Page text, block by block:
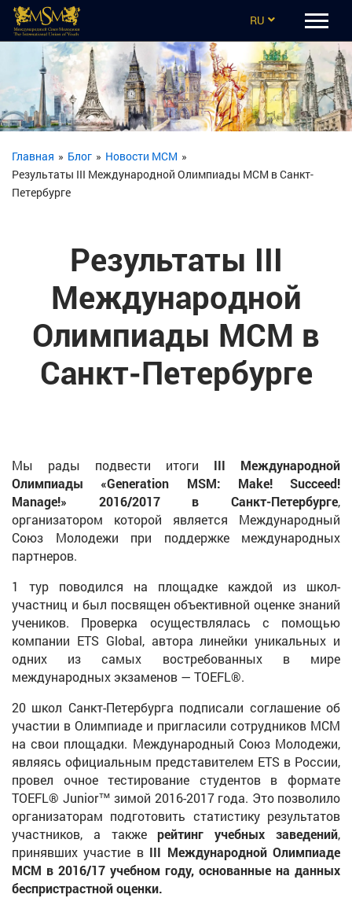
RU
EN
CZ
UA
Главная » Блог » Новости МСМ »
Результаты III Международной Олимпиады МСМ в Санкт-
Петербурге
Результаты III
Международной
Олимпиады МСМ в
Санкт-Петербурге
Мы рады подвести итоги III Международной
Олимпиады «Generation MSM: Make! Succeed!
Manage!» 2016/2017 в Санкт-Петербурге,
организатором которой является Международный
Союз Молодежи при поддержке международных
партнеров.
1 тур поводился на площадке каждой из школ-
участниц и был посвящен объективной оценке знаний
учеников. Проверка осуществлялась с помощью
компании ETS Global, автора линейки уникальных и
одних из самых востребованных в мире
международных экзаменов — TOEFL®.
20 школ Санкт-Петербурга подписали соглашение об
участии в Олимпиаде и пригласили сотрудников МСМ
на свои площадки. Международный Союз Молодежи,
являясь официальным представителем ETS в России,
провел очное тестирование студентов в формате
TOEFL® Junior™ зимой 2016-2017 года. Это позволило
организаторам подготовить статистику результатов
участников, а такжерейтинг учебных заведений,
принявших участие в III Международной Олимпиаде
МСМ в 2016/17 учебном году, основанные на данных
беспристрастной оценки.